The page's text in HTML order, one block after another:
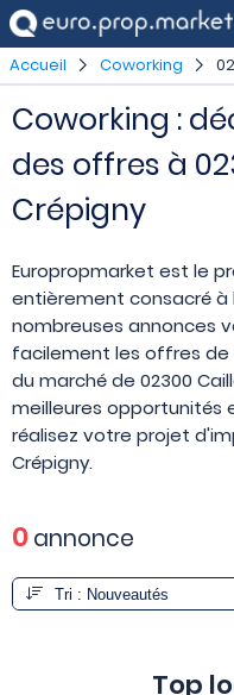
Accueil Coworking
Coworking :
des offres à
Crépigny
Europropmarket est le
entièrement consacré à
nombreuses annonces
facilement les offres
du marché de 02300
meilleures opportunités
réalisez votre projet
Crépigny.
0annonce
Top